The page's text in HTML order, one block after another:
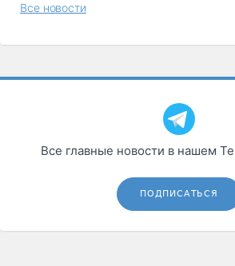
Все новости
Все главные новости в нашем
ПОДПИСАТЬСЯ